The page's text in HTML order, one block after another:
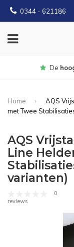
0344 - 621186
Home
AQS
met Twee
AQS
Line
varianten)
0
reviews